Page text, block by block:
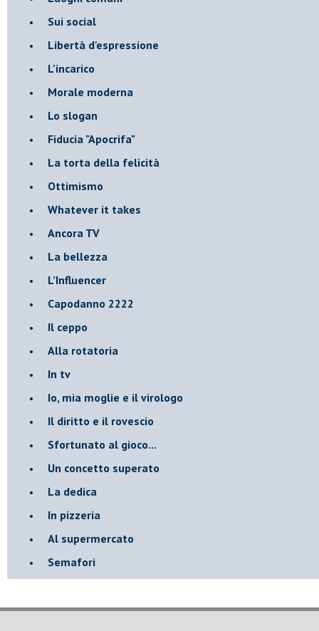
Sui social
Libertà d'espressione
L'incarico
Morale moderna
Lo slogan
Fiducia "Apocrifa"
La torta della felicità
Ottimismo
Whatever it takes
Ancora TV
La bellezza
L’Influencer
​Capodanno 2222
Il ceppo
Alla rotatoria
In tv
Io, mia moglie e il virologo
Il diritto e il rovescio
Sfortunato al gioco...
Un concetto superato
La dedica
In pizzeria
Al supermercato
Semafori